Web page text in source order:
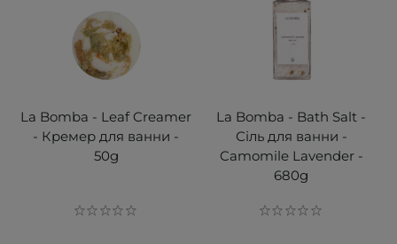
La Bomba - Leaf Creamer
- Кремер для ванни -
50g
La Bomba - Bath Salt -
Сіль для ванни -
Camomile Lavender -
680g